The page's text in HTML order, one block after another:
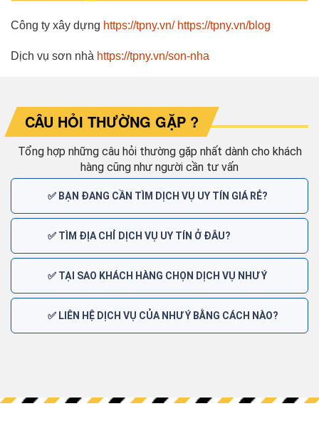
Công ty xây dựng https://tpny.vn/ https://tpny.vn/blog
Dịch vụ sơn nhà https://tpny.vn/son-nha
CÂU HỎI THƯỜNG GẶP ?
Tổng hợp những câu hỏi thường gặp nhất dành cho khách
hàng cũng như người cần tư vấn
✅ BẠN ĐANG CẦN TÌM DỊCH VỤ UY TÍN GIÁ RẺ?
✅ TÌM ĐỊA CHỈ DỊCH VỤ UY TÍN Ở ĐÂU?
✅ TẠI SAO KHÁCH HÀNG CHỌN DỊCH VỤ NHƯ Ý
✅ LIÊN HỆ DỊCH VỤ CỦA NHƯ Ý BẰNG CÁCH NÀO?